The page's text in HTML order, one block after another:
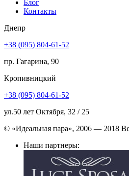
Блог
Контакты
Днепр
+38 (095) 804-61-52
пр. Гагарина, 90
Кропивницкий
+38 (095) 804-61-52
ул.50 лет Октября, 32 / 25
© «Идеальная пара», 2006 — 2018
Наши партнеры: